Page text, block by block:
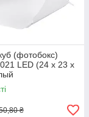
(фотобокс)
LED (24 х 23 х
₴